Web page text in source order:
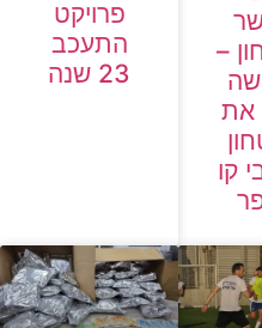
–
את
קו
פרויקט
התעכב
23 שנה